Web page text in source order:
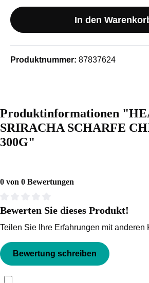
In den
Produktnummer: 87837624
Produktinformationen
SRIRACHA SCHARFE
300G"
0 von 0 Bewertungen
Durchschnittliche Bewertung von 0 von 5
Bewerten Sie dieses Produkt!
Teilen Sie Ihre Erfahrungen mit anderen
Bewertung schreiben